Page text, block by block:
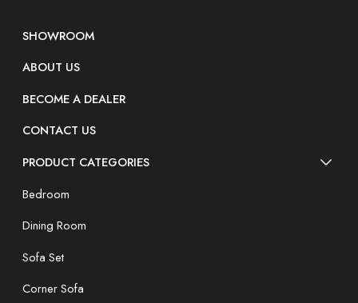
SHOWROOM
ABOUT US
BECOME A DEALER
CONTACT US
PRODUCT CATEGORIES
Bedroom
Dining Room
Sofa Set
Corner Sofa